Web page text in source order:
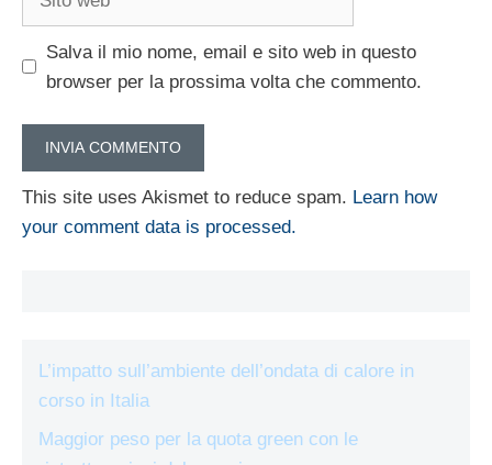
Salva il mio nome, email e sito web in questo
browser per la prossima volta che commento.
This site uses Akismet to reduce spam. Learn how
your comment data is processed.
L’impatto sull’ambiente dell’ondata di calore in
corso in Italia
Maggior peso per la quota green con le